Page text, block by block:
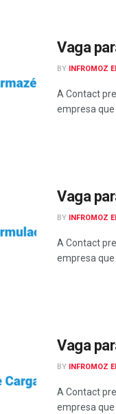
Vaga
BY INFROMOZ
A Contact
empresa
Vaga
BY INFROMOZ
A Contact
empresa
Vaga
BY INFROMOZ
A Contact
empresa